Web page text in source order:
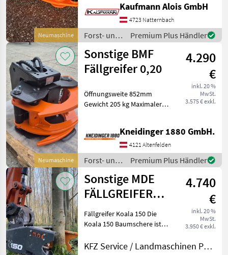
Neumaschine
Hartholz (mm): 150
Greiferöffnung =
Scherenöffnung (mm): 440
Eigengewicht (
Kaufmann Alois GmbH
4723 Natternbach
Forst- und
Holztechnik
/ Westtech
Premium Plus Händler
Neumaschine
Sonstige BMF
Fällgreifer 0,20
4.290
€
inkl. 20 %
MwSt.
3.575 € exkl.
Öffnungsweite 852mm
Gewicht 205 kg Maximaler
Forst- und Holztechnik
Baumschere/Fällgreifer
Kneidinger 1880 GmbH.
4121 Altenfelden
Forst- und
Holztechnik
/ Sonstige
Premium Plus Händler
Sonstige MDE
FÄLLGREIFER
Koala 150
4.740
€
inkl. 20 %
MwSt.
3.950 € exkl.
Fällgreifer Koala 150 Die
Koala 150 Baumschere ist
vielseitigste Lösung von
KFZ Service / Landmaschinen Philipp Manhart